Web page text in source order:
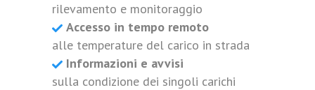
rilevamento e monitoraggio
Accesso in tempo remoto
alle temperature del carico in strada
Informazioni e avvisi
sulla condizione dei singoli carichi